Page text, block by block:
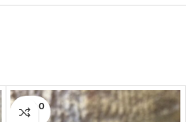
SOLD O
UT